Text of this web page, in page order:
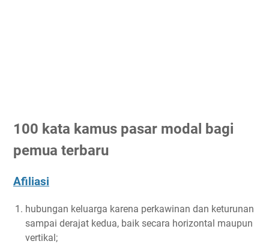
100 kata kamus pasar modal bagi
pemua terbaru
Afiliasi
hubungan keluarga karena perkawinan dan keturunan
sampai derajat kedua, baik secara horizontal maupun
vertikal;